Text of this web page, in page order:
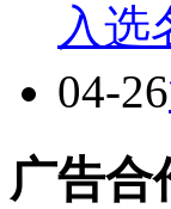
入选
04-26
广告合